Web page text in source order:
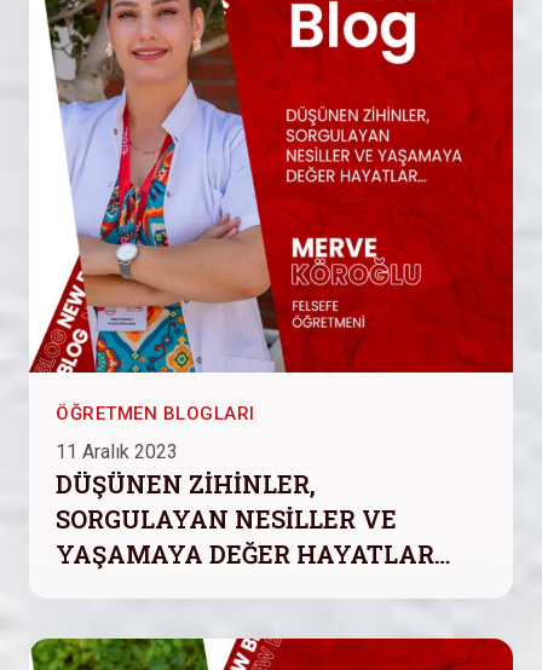
ÖĞRETMEN BLOGLARI
11 Aralık 2023
DÜŞÜNEN ZİHİNLER,
SORGULAYAN NESİLLER VE
YAŞAMAYA DEĞER HAYATLAR…